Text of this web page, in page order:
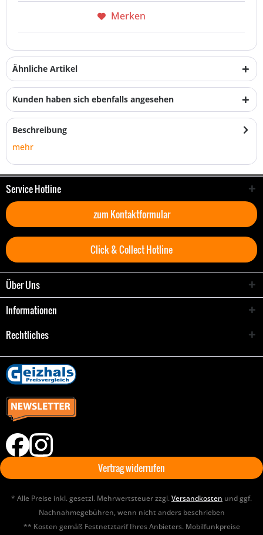
Merken
Ähnliche Artikel
Kunden haben sich ebenfalls angesehen
Beschreibung
mehr
Service Hotline
zum Kontaktformular
Click & Collect Hotline
Über Uns
Informationen
Rechtliches
Vertrag widerrufen
* Alle Preise inkl. gesetzl. Mehrwertsteuer zzgl.Versandkosten und ggf.
Nachnahmegebühren, wenn nicht anders beschrieben
** Kosten gemäß Festnetztarif Ihres Anbieters. Mobilfunkpreise